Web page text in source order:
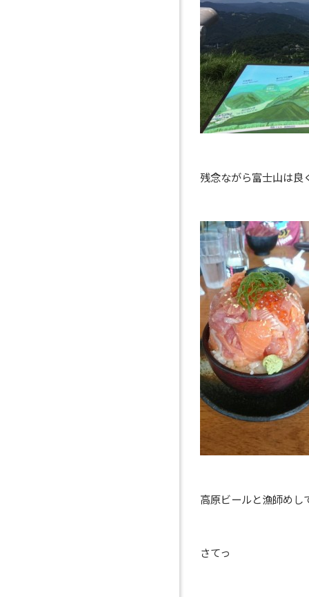
残念ながら富士山は良
高原ビールと漁師めし
さてっ